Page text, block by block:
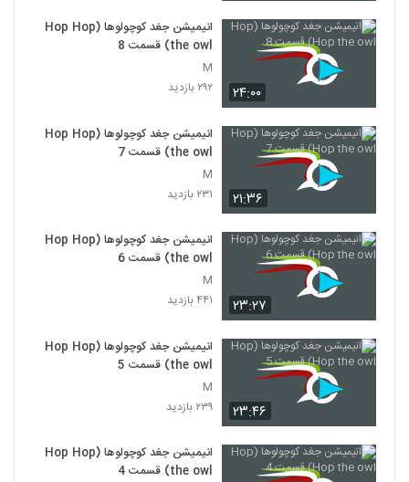
۲۴:۰۰
انیمیشن جغد کوچولوها (Hop Hop
the owl) قسمت 8
M
۲۹۲ بازدید
۲۱:۳۶
انیمیشن جغد کوچولوها (Hop Hop
the owl) قسمت 7
M
۲۳۱ بازدید
۲۳:۲۷
انیمیشن جغد کوچولوها (Hop Hop
the owl) قسمت 6
M
۴۴۱ بازدید
۲۳:۴۶
انیمیشن جغد کوچولوها (Hop Hop
the owl) قسمت 5
M
۲۳۹ بازدید
انیمیشن جغد کوچولوها (Hop Hop
the owl) قسمت 4